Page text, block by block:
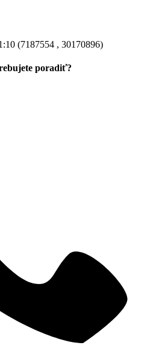
(7187554 , 30170896)
poradiť?